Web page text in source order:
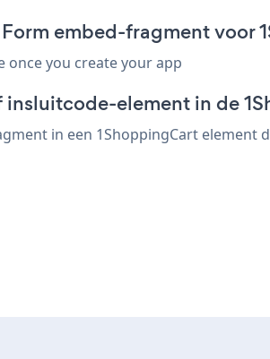
embed-fragment voor
once you create your app
insluitcode-element in de
in een 1ShoppingCart